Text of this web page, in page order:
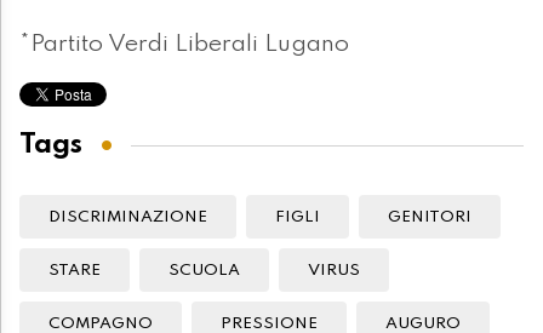
*Partito Verdi Liberali Lugano
Tags
DISCRIMINAZIONE FIGLI GENITORI
STARE SCUOLA VIRUS
COMPAGNO PRESSIONE AUGURO